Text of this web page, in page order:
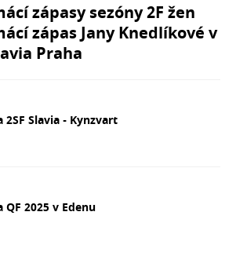
zápasy sezóny 2F žen
zápas Jany Knedlíkové v
Praha
2SF Slavia - Kynzvart
QF 2025 v Edenu